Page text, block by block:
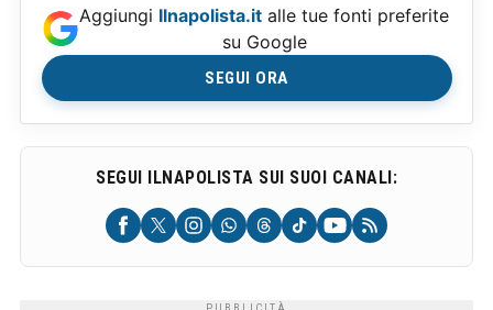
Aggiungi Ilnapolista.it alle tue fonti preferite
su Google
SEGUI ORA
SEGUI ILNAPOLISTA SUI SUOI CANALI: